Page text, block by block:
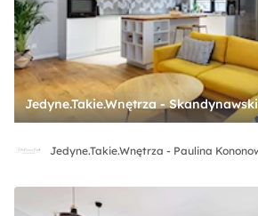
Jedyne.Takie.Wnętrza - Paulina